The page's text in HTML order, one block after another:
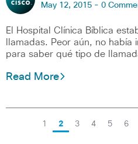
May 12, 2015 - 0
El Hospital Clínica Bíblica
llamadas. Peor aún, no
para saber qué tipo de
Read More
1 2 3 4 5 6